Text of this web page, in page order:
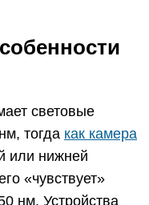
световые
тогда как камера
или нижней
«чувствует»
нм. Устройства